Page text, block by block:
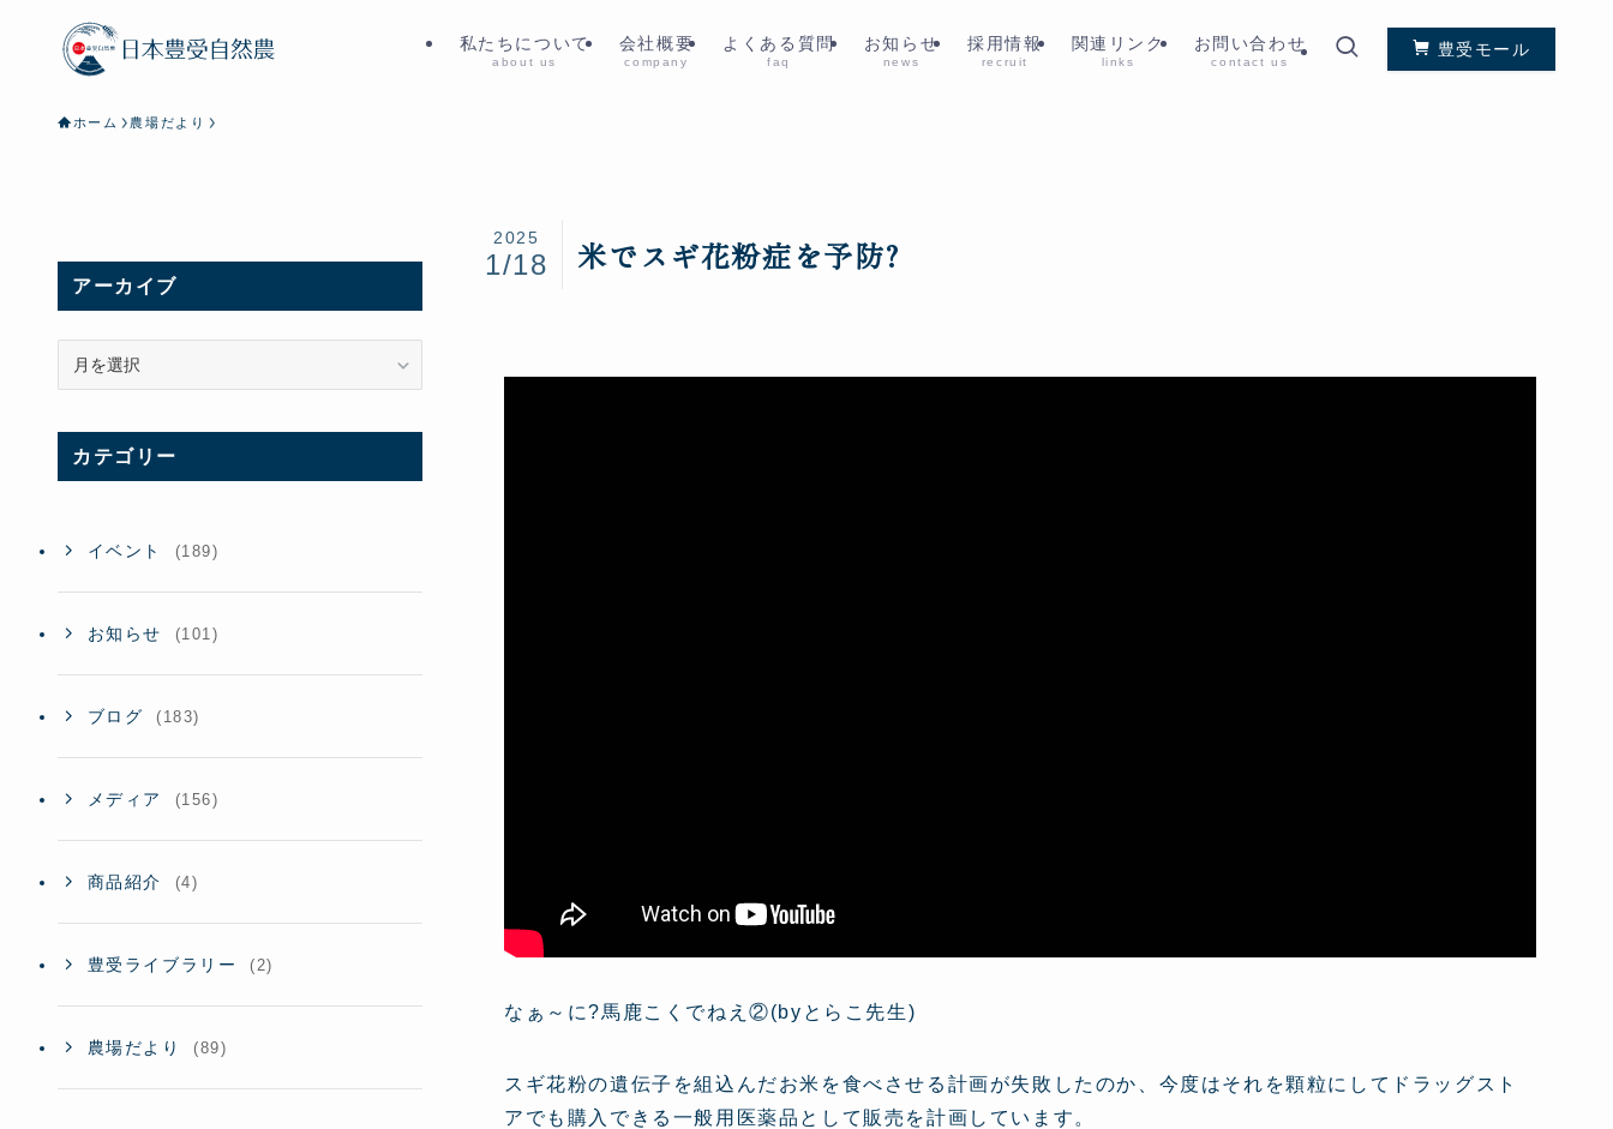
私たちについて
about us
会社概要
company
よくある質問
faq
お知らせ
news
採用情報
recruit
関連リンク
links
お問い合わせ
contact us
豊受モール
ホーム 農場だより
米でスギ花粉症を予防?
2025
1/18
なぁ～に?馬鹿こくでねえ②(byとらこ先生)
スギ花粉の遺伝子を組込んだお米を食べさせる計画が失敗したのか、今度はそれを顆粒にしてドラッグスト
アでも購入できる一般用医薬品として販売を計画しています。
アーカイブ
ー
イ
ブカテゴリー
イベント (189)
お知らせ (101)
ブログ (183)
メディア (156)
商品紹介 (4)
豊受ライブラリー (2)
農場だより (89)